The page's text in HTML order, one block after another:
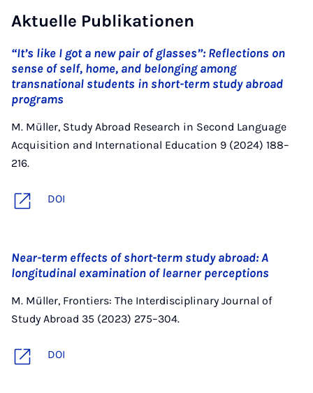
Aktuelle Publikationen
“It’s like I got a new pair of glasses”: Reflections on
sense of self, home, and belonging among
transnational students in short-term study abroad
programs
M. Müller, Study Abroad Research in Second Language
Acquisition and International Education 9 (2024) 188–
216.
DOI
Near-term effects of short-term study abroad: A
longitudinal examination of learner perceptions
M. Müller, Frontiers: The Interdisciplinary Journal of
Study Abroad 35 (2023) 275–304.
DOI